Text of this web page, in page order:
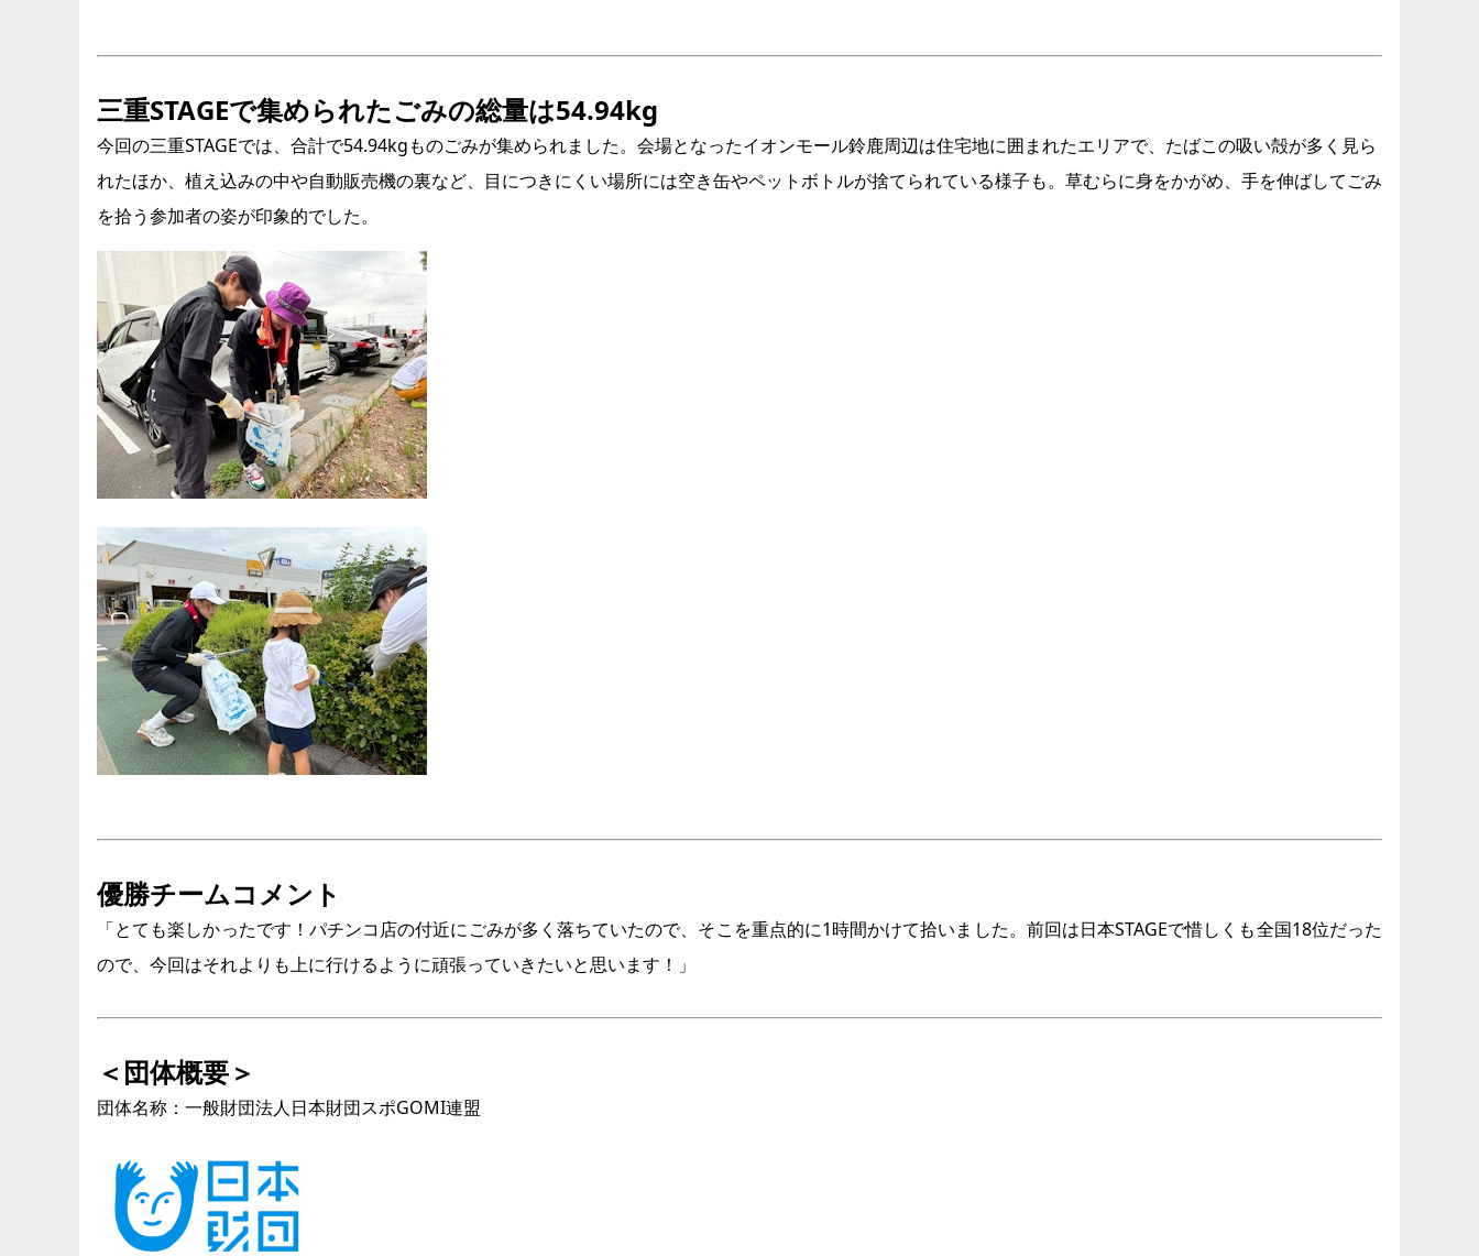
三重STAGEで集められたごみの総量は54.94kg
今回の三重STAGEでは、合計で54.94kgものごみが集められました。会場となったイオンモール鈴鹿周辺は住宅地に囲まれたエリアで、たばこの吸い殻が多く見ら
れたほか、植え込みの中や自動販売機の裏など、目につきにくい場所には空き缶やペットボトルが捨てられている様子も。草むらに身をかがめ、手を伸ばしてごみ
を拾う参加者の姿が印象的でした。
優勝チームコメント
「とても楽しかったです！パチンコ店の付近にごみが多く落ちていたので、そこを重点的に1時間かけて拾いました。前回は日本STAGEで惜しくも全国18位だった
ので、今回はそれよりも上に行けるように頑張っていきたいと思います！」
＜団体概要＞
団体名称：一般財団法人日本財団スポGOMI連盟